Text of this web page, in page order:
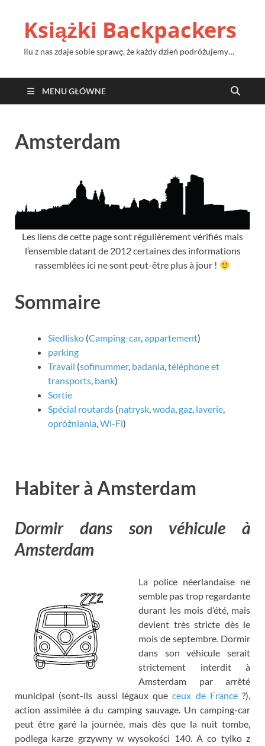
Książki Backpackers
Ilu z nas zdaje sobie sprawę, że każdy dzień podróżujemy…
MENU GŁÓWNE
Amsterdam
Les liens de cette page sont régulièrement vérifiés mais
l’ensemble datant de2012certaines des informations
rassemblées ici ne sont peut-être plus à jour !
Sommaire
Siedlisko (Camping-car, appartement)
parking
Travail (sofinummer, badania téléphone et
transports bank)
Sortie
Spécial routards (natrysk woda gaz laverie
opróżniania Wi-Fi)
Habiter à Amsterdam
Dormir dans son véhicule à
Amsterdam
La police néerlandaise ne
semble pas trop regardante
durant les mois d’été, mais
devient très stricte dès le
mois de septembre. Dormir
dans son véhicule serait
strictement interdit à
Amsterdam par arrêté
municipal (sont-ils aussi légaux que ceux de France?),
action assimilée à du camping sauvage. Un camping-car
peut être garé la journée, mais dès que la nuit tombe,
podlega karze grzywny w wysokości 140. A co tylko z